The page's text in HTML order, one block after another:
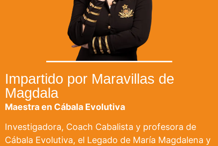
Impartido por Maravillas de
Magdala
Maestra en Cábala Evolutiva
Investigadora, Coach Cabalista y profesora de
Cábala Evolutiva, el Legado de María Magdalena y